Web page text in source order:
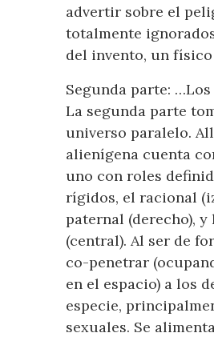
advertir sobre el
totalmente
del invento, un
Segunda parte:
La segunda parte
universo paralelo.
alienígena cuenta
uno con roles
rígidos, el racional
paternal (derecho), y
(central). Al ser de
co-penetrar
en el espacio) a los
especie,
sexuales. Se